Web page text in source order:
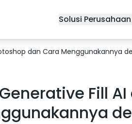
Solusi Perusahaan
dan Cara Menggunakannya
Fill